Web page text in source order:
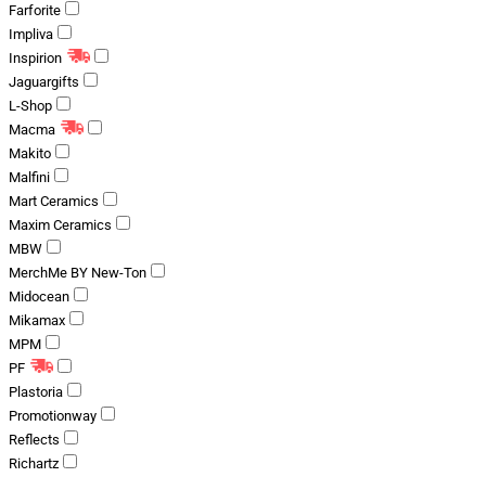
Farforite
Impliva
Inspirion
Jaguargifts
L-Shop
Macma
Makito
Malfini
Mart Ceramics
Maxim Ceramics
MBW
MerchMe BY New-Ton
Midocean
Mikamax
MPM
PF
Plastoria
Promotionway
Reflects
Richartz